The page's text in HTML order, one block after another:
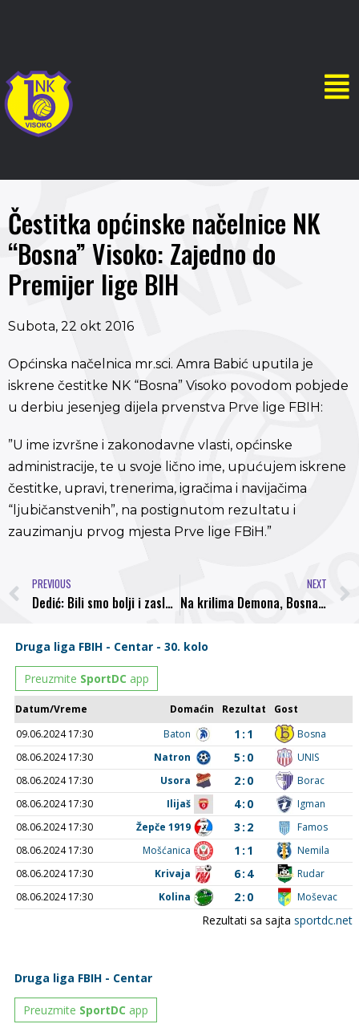
Čestitka općinske načelnice NK
“Bosna” Visoko: Zajedno do
Premijer lige BIH
Subota, 22 okt 2016
Općinska načelnica mr.sci. Amra Babić uputila je
iskrene čestitke NK “Bosna” Visoko povodom pobjede
u derbiu jesenjeg dijela prvenstva Prve lige FBIH:
”U ime izvršne i zakonodavne vlasti, općinske
administracije, te u svoje lično ime, upućujem iskrene
čestitke, upravi, trenerima, igračima i navijačima
“ljubičanstvenih”, na postignutom rezultatu i
zauzimanju prvog mjesta Prve lige FBiH.”
PREVIOUS
Dedić: Bili smo bolji i zasluženo pobijedili
NEXT
Na krilima Demona, Bosna savladala Orašje i preuzela prvo mjesto